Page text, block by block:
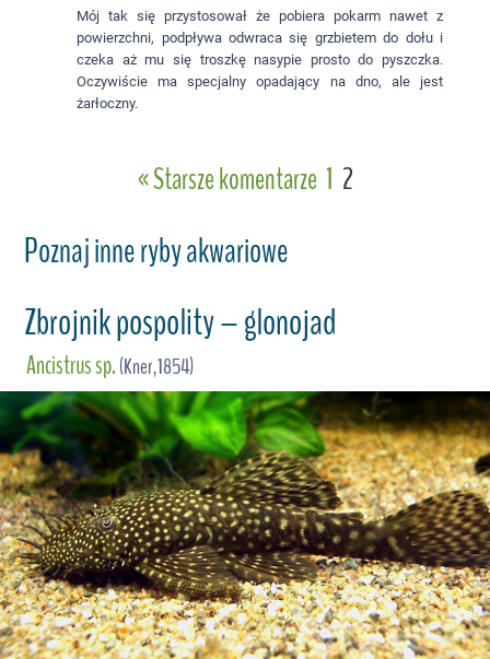
Mój tak się przystosował że pobiera pokarm nawet z
powierzchni, podpływa odwraca się grzbietem do dołu i
czeka aż mu się troszkę nasypie prosto do pyszczka.
Oczywiście ma specjalny opadający na dno, ale jest
żarłoczny.
« Starsze komentarze 1 2
Poznaj inne ryby akwariowe
Zbrojnik pospolity – glonojad
Ancistrus sp.(Kner,1854)